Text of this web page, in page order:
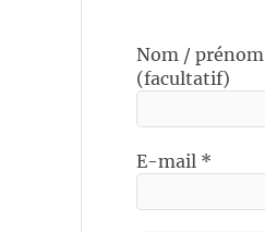
Nom / prénom
(facultatif)
E-mail *